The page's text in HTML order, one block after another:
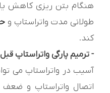
هنگام بتن ریزی کاهش
طولانی مدت واتراستاپ و
کند.
- ترمیم پارگی واتراستاپ
آسیب در واتراستاپ می
اتصال واتراستاپ و ضعف